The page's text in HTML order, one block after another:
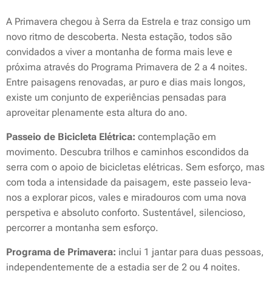
A Primavera chegou à Serra da Estrela e traz consigo um
novo ritmo de descoberta. Nesta estação, todos são
convidados a viver a montanha de forma mais leve e
próxima através do Programa Primavera de 2 a 4 noites.
Entre paisagens renovadas, ar puro e dias mais longos,
existe um conjunto de experiências pensadas para
aproveitar plenamente esta altura do ano.
Passeio de Bicicleta Elétrica: contemplação em
movimento. Descubra trilhos e caminhos escondidos da
serra com o apoio de bicicletas elétricas. Sem esforço, mas
com toda a intensidade da paisagem, este passeio leva-
nos a explorar picos, vales e miradouros com uma nova
perspetiva e absoluto conforto. Sustentável, silencioso,
percorrer a montanha sem esforço.
Programa de Primavera: inclui 1 jantar para duas pessoas,
independentemente de a estadia ser de 2 ou 4 noites.